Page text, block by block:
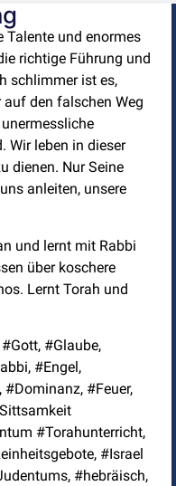
Talente und enormes
richtige Führung und
schlimmer ist es,
den falschen Weg
Wir leben in dieser
dienen. Nur Seine
anleiten, unsere
und lernt mit Rabbi
über koschere
Lernt Torah und
#Glaube,
#Engel,
#Feuer,
#Torahunterricht,
#Israel
#hebräisch,